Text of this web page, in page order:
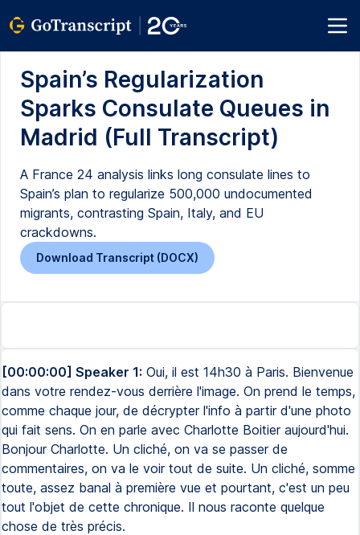
Spain’s Regularization
Sparks Consulate Queues in
Madrid (Full Transcript)
A France 24 analysis links long consulate lines to
Spain’s plan to regularize 500,000 undocumented
migrants, contrasting Spain, Italy, and EU
crackdowns.
Download Transcript (DOCX)
[00:00:00] Speaker 1: Oui, il est 14h30 à Paris. Bienvenue
dans votre rendez-vous derrière l'image. On prend le temps,
comme chaque jour, de décrypter l'info à partir d'une photo
qui fait sens. On en parle avec Charlotte Boitier aujourd'hui.
Bonjour Charlotte. Un cliché, on va se passer de
commentaires, on va le voir tout de suite. Un cliché, somme
toute, assez banal à première vue et pourtant, c'est un peu
tout l'objet de cette chronique. Il nous raconte quelque
chose de très précis.